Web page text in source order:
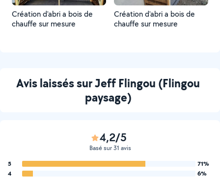
Création d'abri a bois de
chauffe sur mesure
Création d'abri a bois de
chauffe sur mesure
Avis laissés sur Jeff Flingou (Flingou
paysage)
4,2/5
Basé sur 31 avis
5
71%
4
6%